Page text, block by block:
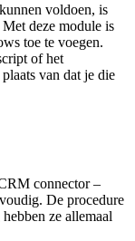
voldoen, is
deze module is
toe te voegen.
of het
van dat je die
connector –
De procedure
ze allemaal